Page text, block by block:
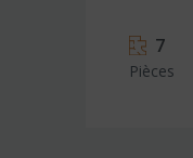
7
Pièces